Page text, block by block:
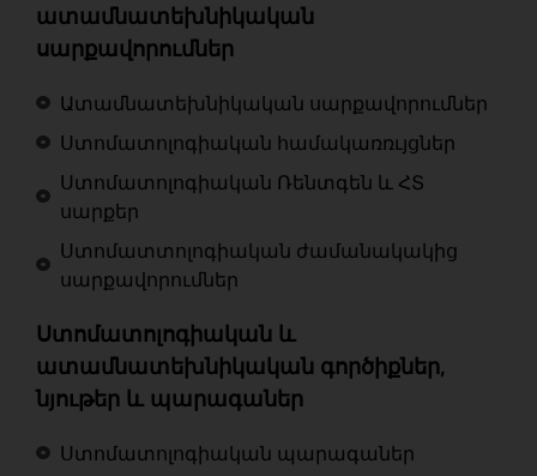
ատամնատեխնիկական
սարքավորումներ
Ատամնատեխնիկական սարքավորումներ
Ստոմատոլոգիական համակառռւյցներ
Ստոմատոլոգիական Ռենտգեն և ՀՏ
սարքեր
Ստոմատտոլոգիական ժամանակակից
սարքավորումներ
Ստոմատոլոգիական և
ատամնատեխնիկական գործիքներ,
նյութեր և պարագաներ
Ստոմատոլոգիական պարագաներ